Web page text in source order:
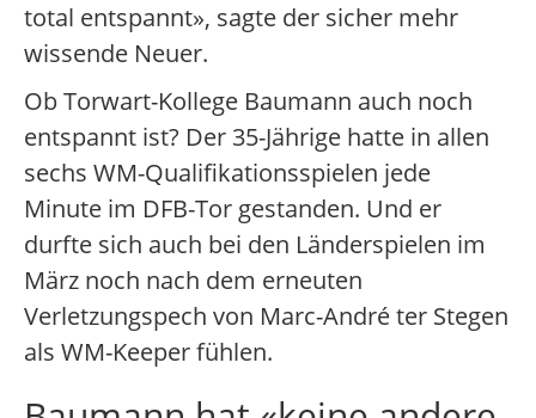
total entspannt», sagte der sicher mehr
wissende Neuer.
Ob Torwart-Kollege Baumann auch noch
entspannt ist? Der 35-Jährige hatte in allen
sechs WM-Qualifikationsspielen jede
Minute im DFB-Tor gestanden. Und er
durfte sich auch bei den Länderspielen im
März noch nach dem erneuten
Verletzungspech von Marc-André ter Stegen
als WM-Keeper fühlen.